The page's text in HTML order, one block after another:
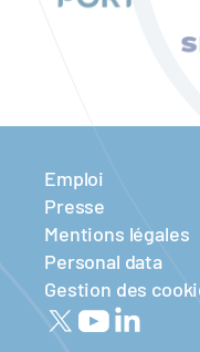
Emploi
Presse
Mentions légales
Personal data
Gestion des